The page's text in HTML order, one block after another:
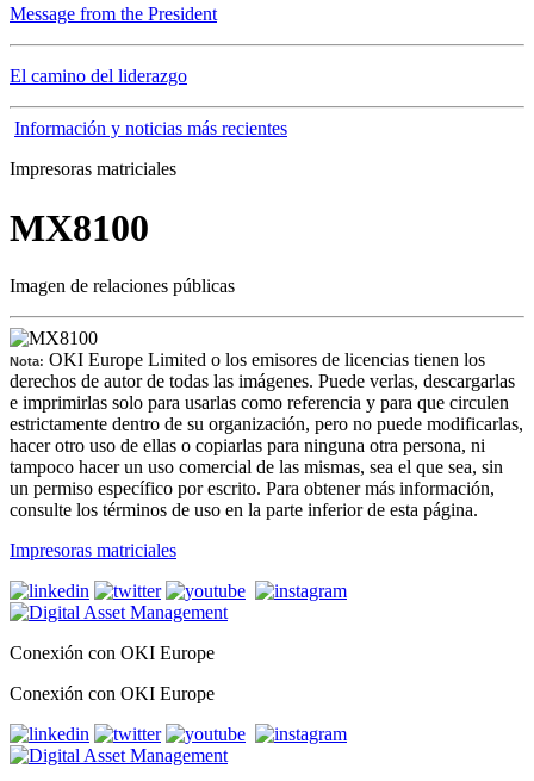
Message from the President
El camino del liderazgo
Información y noticias más recientes
Impresoras matriciales
MX8100
Imagen de relaciones públicas
Nota: OKI Europe Limited o los emisores de licencias tienen los
derechos de autor de todas las imágenes. Puede verlas, descargarlas
e imprimirlas solo para usarlas como referencia y para que circulen
estrictamente dentro de su organización, pero no puede modificarlas,
hacer otro uso de ellas o copiarlas para ninguna otra persona, ni
tampoco hacer un uso comercial de las mismas, sea el que sea, sin
un permiso específico por escrito. Para obtener más información,
consulte los términos de uso en la parte inferior de esta página.
Impresoras matriciales
Conexión con OKI Europe
Conexión con OKI Europe